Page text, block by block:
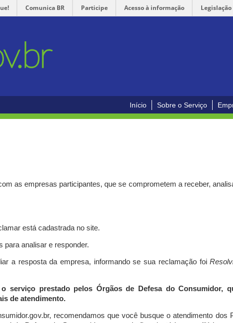
Comunica BR Participe Acesso à informação Legislação
Início Sobre o Serviço
as empresas participantes, que se comprometem a receber,
está cadastrada no site.
para analisar e responder.
a resposta da empresa, informando se sua reclamação foi
serviço prestado pelos Órgãos de Defesa do Consumidor,
de atendimento.
recomendamos que você busque o atendimento dos